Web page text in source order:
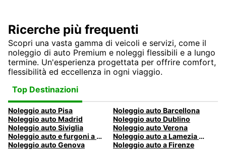
Ricerche più frequenti
Scopri una vasta gamma di veicoli e servizi, come il
noleggio di auto Premium e noleggi flessibili e a lungo
termine. Un'esperienza progettata per offrire comfort,
flessibilità ed eccellenza in ogni viaggio.
Top Destinazioni
Noleggio auto Pisa
Noleggio auto Barcellona
Noleggio auto Madrid
Noleggio auto Dublino
Noleggio auto Siviglia
Noleggio auto Verona
Noleggio auto e furgoni a Pescara
Noleggio auto a Lamezia Terme, Italia
Noleggio auto Genova
Noleggio auto a Firenze